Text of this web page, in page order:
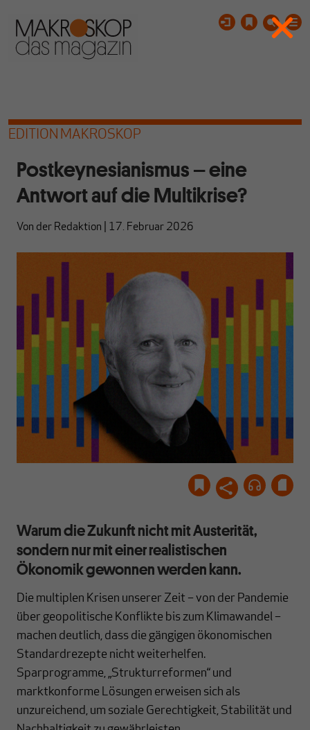
EDITION MAKROSKOP
Postkeynesianismus – eine
Antwort auf die Multikrise?
Von der Redaktion 17. Februar 2026
Warum die Zukunft nicht mit Austerität,
sondern nur mit einer realistischen
Ökonomik gewonnen werden kann.
Die multiplen Krisen unserer Zeit – von der Pandemie
über geopolitische Konflikte bis zum Klimawandel –
machen deutlich, dass die gängigen ökonomischen
Standardrezepte nicht weiterhelfen.
Sparprogramme, „Strukturreformen“ und
marktkonforme Lösungen erweisen sich als
unzureichend, um soziale Gerechtigkeit, Stabilität und